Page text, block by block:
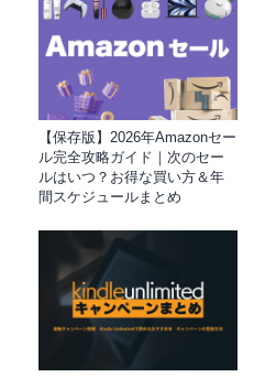
【保存版】2026年Amazonセー
ル完全攻略ガイド｜次のセー
ルはいつ？お得な買い方＆年
間スケジュールまとめ